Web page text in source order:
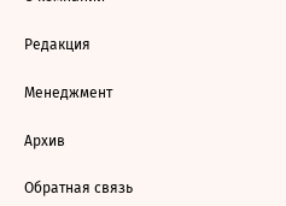
Редакция
Менеджмент
Архив
Обратная связь